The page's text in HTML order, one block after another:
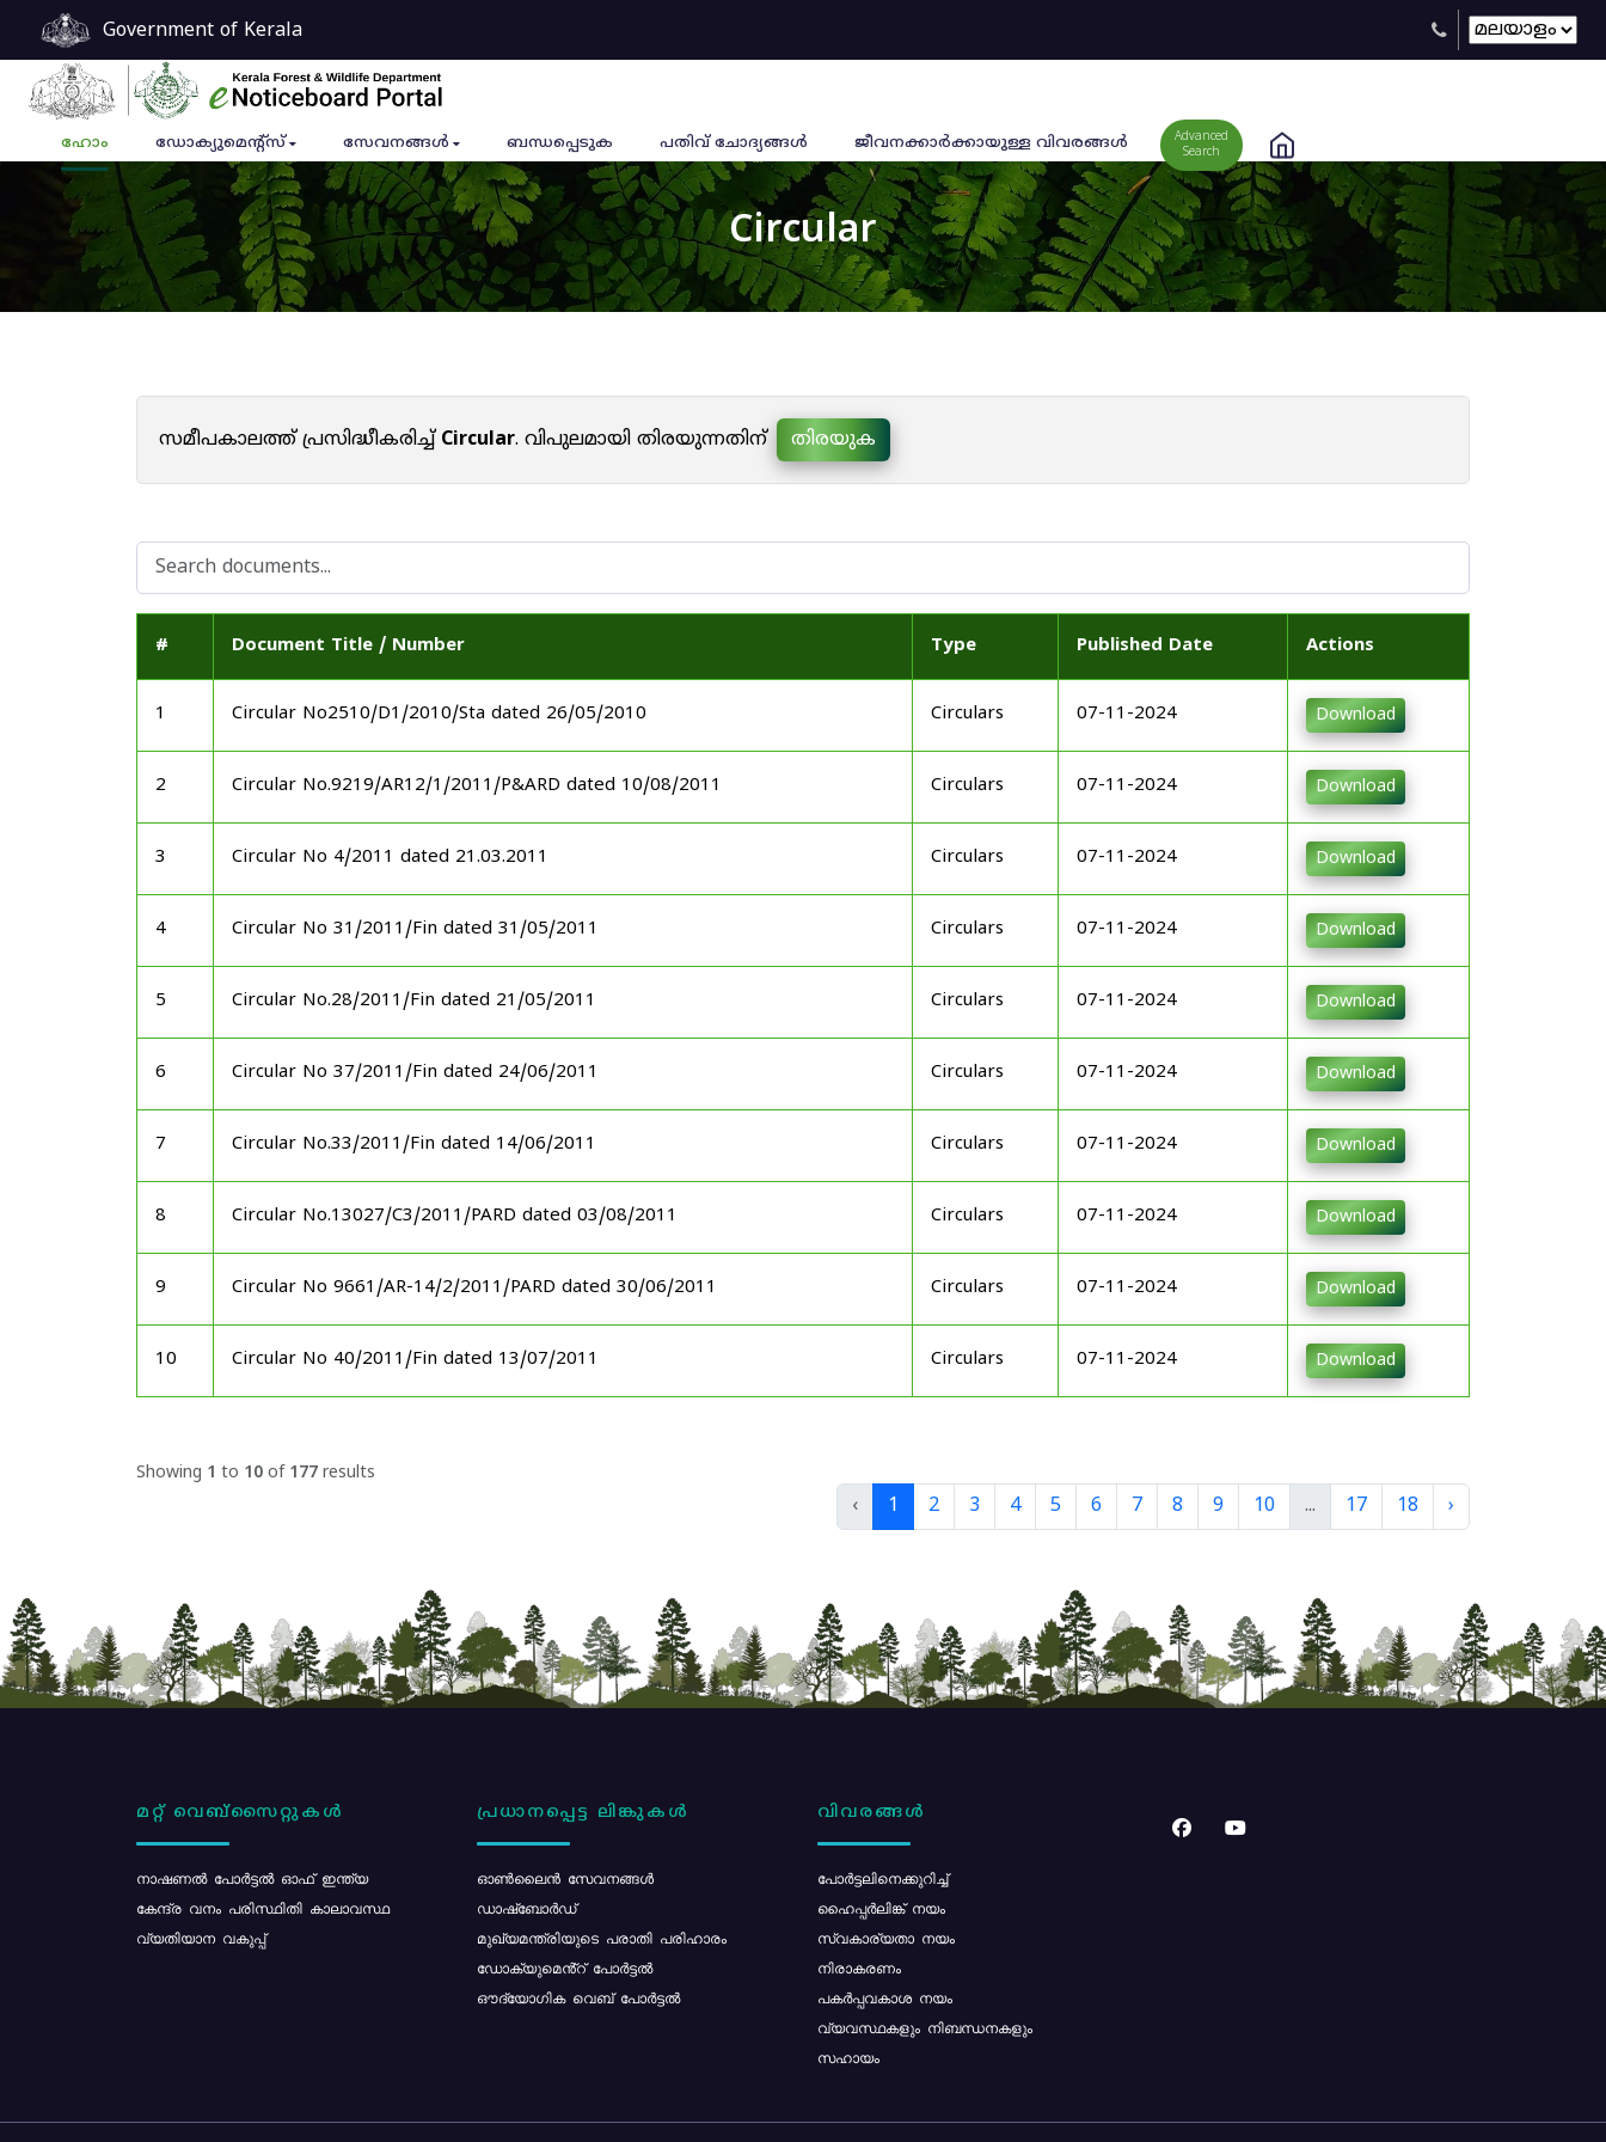
Government of Kerala
ഹോം ഡോക്യുമെൻ്റ്സ് സേവനങ്ങൾ ബന്ധപ്പെടുക പതിവ് ചോദ്യങ്ങൾ ജീവനക്കാര്‍ക്കായുള്ള വിവരങ്ങള്‍
Advanced
Search
Circular
സമീപകാലത്ത് പ്രസിദ്ധീകരിച്ച്Circular. വിപുലമായി തിരയുന്നതിന് തിരയുക
# Document Title / Number Type Published Date Actions
1 Circular No2510/D1/2010/Sta dated 26/05/2010 Circulars 07-11-2024 Download
2 Circular No.9219/AR12/1/2011/P&ARD dated 10/08/2011 Circulars 07-11-2024 Download
3 Circular No 4/2011 dated 21.03.2011 Circulars 07-11-2024 Download
4 Circular No 31/2011/Fin dated 31/05/2011 Circulars 07-11-2024 Download
5 Circular No.28/2011/Fin dated 21/05/2011 Circulars 07-11-2024 Download
6 Circular No 37/2011/Fin dated 24/06/2011 Circulars 07-11-2024 Download
7 Circular No.33/2011/Fin dated 14/06/2011 Circulars 07-11-2024 Download
8 Circular No.13027/C3/2011/PARD dated 03/08/2011 Circulars 07-11-2024 Download
9 Circular No 9661/AR-14/2/2011/PARD dated 30/06/2011 Circulars 07-11-2024 Download
10 Circular No 40/2011/Fin dated 13/07/2011 Circulars 07-11-2024 Download
Showing 1 to 10 of 177 results
‹ 1 2 3 4 5 6 7 8 9 10 ... 17 18 ›
മറ്റ് വെബ്സൈറ്റുകൾ
നാഷണൽ പോർട്ടൽ ഓഫ് ഇന്ത്യ
കേന്ദ്ര വനം പരിസ്ഥിതി കാലാവസ്ഥ
വ്യതിയാന വകുപ്പ്
പ്രധാനപ്പെട്ട ലിങ്കുകൾ
ഓൺലൈൻ സേവനങ്ങൾ
ഡാഷ്ബോർഡ്
മുഖ്യമന്ത്രിയുടെ പരാതി പരിഹാരം
ഡോക്യുമെൻ്റ് പോർട്ടൽ
ഔദ്യോഗിക വെബ് പോർട്ടൽ
വിവരങ്ങൾ
പോര്‍ട്ടലിനെക്കുറിച്ച്
ഹൈപ്പർലിങ്ക് നയം
സ്വകാര്യതാ നയം
നിരാകരണം
പകർപ്പവകാശ നയം
വ്യവസ്ഥകളും നിബന്ധനകളും
സഹായം